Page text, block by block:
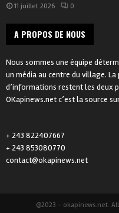
11 juillet 2026 0
A PROPOS DE NOUS
Nous sommes une équipe
un média au centre du village.
d’informations restent les deux
OKapinews.net c’est la source
+ 243 822407667
+ 243 853080770
contact@okapinews.net
@2023 - okapinews.net.